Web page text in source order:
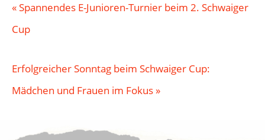
«Spannendes E-Junioren-Turnier beim 2. Schwaiger
Cup
Erfolgreicher Sonntag beim Schwaiger Cup:
Mädchen und Frauen im Fokus»